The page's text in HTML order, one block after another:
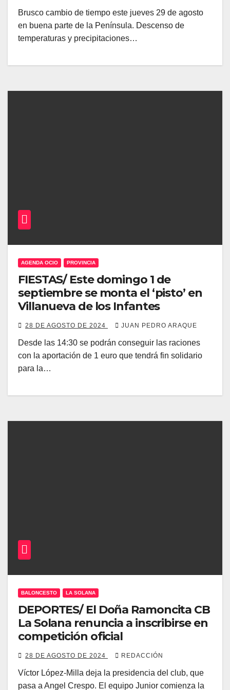
Brusco cambio de tiempo este jueves 29 de agosto
en buena parte de la Península. Descenso de
temperaturas y precipitaciones…
AGENDA OCIO PROVINCIA
FIESTAS/ Este domingo 1 de
septiembre se monta el ‘pisto’ en
Villanueva de los Infantes
28 DE AGOSTO DE 2024 JUAN PEDRO ARAQUE
Desde las 14:30 se podrán conseguir las raciones
con la aportación de 1 euro que tendrá fin solidario
para la…
BALONCESTO LA SOLANA
DEPORTES/ El Doña Ramoncita CB
La Solana renuncia a inscribirse en
competición oficial
28 DE AGOSTO DE 2024 REDACCIÓN
Víctor López-Milla deja la presidencia del club, que
pasa a Angel Crespo. El equipo Junior comienza la